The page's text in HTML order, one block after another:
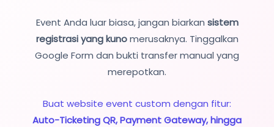
Event Anda luar biasa, jangan biarkan sistem
registrasi yang kunomerusaknya. Tinggalkan
Google Form dan bukti transfer manual yang
merepotkan.
Buat website event custom dengan fitur:
Auto-Ticketing QR, Payment Gateway, hingga